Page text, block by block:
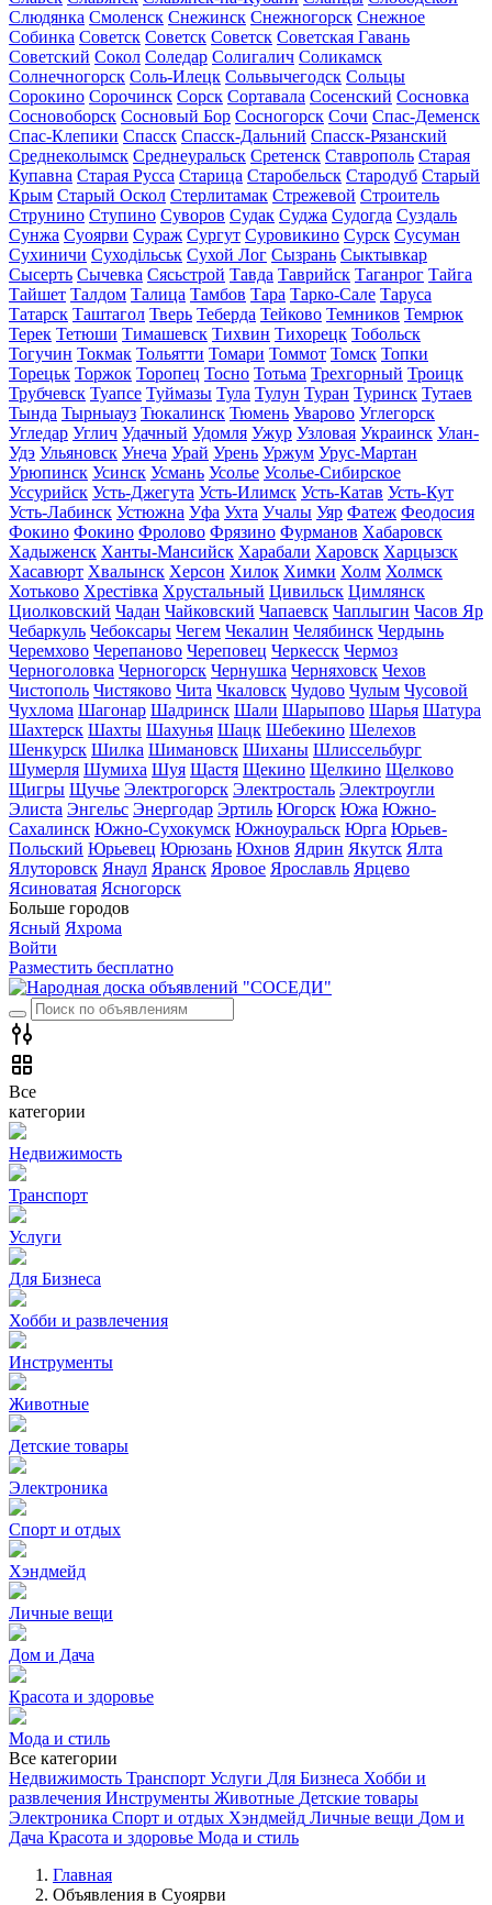
Слюдянка Смоленск Снежинск Снежногорск Снежное
Собинка Советск Советск Советск Советская Гавань
Советский Сокол Соледар Солигалич Соликамск
Солнечногорск Соль-Илецк Сольвычегодск Сольцы
Сорокино Сорочинск Сорск Сортавала Сосенский Сосновка
Сосновоборск Сосновый Бор Сосногорск Сочи Спас-Деменск
Спас-Клепики Спасск Спасск-Дальний Спасск-Рязанский
Среднеколымск Среднеуральск Сретенск Ставрополь Старая
Купавна Старая Русса Старица Старобельск Стародуб Старый
Крым Старый Оскол Стерлитамак Стрежевой Строитель
Струнино Ступино Суворов Судак Суджа Судогда Суздаль
Сунжа Суоярви Сураж Сургут Суровикино Сурск Сусуман
Сухиничи Суходільськ Сухой Лог Сызрань Сыктывкар
Сысерть Сычевка Сясьстрой Тавда Таврийск Таганрог Тайга
Тайшет Талдом Талица Тамбов Тара Тарко-Сале Таруса
Татарск Таштагол Тверь Теберда Тейково Темников Темрюк
Терек Тетюши Тимашевск Тихвин Тихорецк Тобольск
Тогучин Токмак Тольятти Томари Томмот Томск Топки
Торецьк Торжок Торопец Тосно Тотьма Трехгорный Троицк
Трубчевск Туапсе Туймазы Тула Тулун Туран Туринск Тутаев
Тында Тырныауз Тюкалинск Тюмень Уварово Углегорск
Угледар Углич Удачный Удомля Ужур Узловая Украинск Улан-
Удэ Ульяновск Унеча Урай Урень Уржум Урус-Мартан
Урюпинск Усинск Усмань Усолье Усолье-Сибирское
Уссурийск Усть-Джегута Усть-Илимск Усть-Катав Усть-Кут
Усть-Лабинск Устюжна Уфа Ухта Учалы Уяр Фатеж Феодосия
Фокино Фокино Фролово Фрязино Фурманов Хабаровск
Хадыженск Ханты-Мансийск Харабали Харовск Харцызск
Хасавюрт Хвалынск Херсон Хилок Химки Холм Холмск
Хотьково Хрестівка Хрустальный Цивильск Цимлянск
Циолковский Чадан Чайковский Чапаевск Чаплыгин Часов Яр
Чебаркуль Чебоксары Чегем Чекалин Челябинск Чердынь
Черемхово Черепаново Череповец Черкесск Чермоз
Черноголовка Черногорск Чернушка Черняховск Чехов
Чистополь Чистяково Чита Чкаловск Чудово Чулым Чусовой
Чухлома Шагонар Шадринск Шали Шарыпово Шарья Шатура
Шахтерск Шахты Шахунья Шацк Шебекино Шелехов
Шенкурск Шилка Шимановск Шиханы Шлиссельбург
Шумерля Шумиха Шуя Щастя Щекино Щелкино Щелково
Щигры Щучье Электрогорск Электросталь Электроугли
Элиста Энгельс Энергодар Эртиль Югорск Южа Южно-
Сахалинск Южно-Сухокумск Южноуральск Юрга Юрьев-
Польский Юрьевец Юрюзань Юхнов Ядрин Якутск Ялта
Ялуторовск Янаул Яранск Яровое Ярославль Ярцево
Ясиноватая Ясногорск
Больше городов
Ясный Яхрома
Войти
Разместить бесплатно
Все
категории
Недвижимость
Транспорт
Услуги
Для Бизнеса
Хобби и развлечения
Инструменты
Животные
Детские товары
Электроника
Спорт и отдых
Хэндмейд
Личные вещи
Дом и Дача
Красота и здоровье
Мода и стиль
Все категории
Недвижимость Транспорт Услуги Для Бизнеса Хобби и
развлечения Инструменты Животные Детские товары
Электроника Спорт и отдых Хэндмейд Личные вещи Дом и
Дача Красота и здоровье Мода и стиль
Главная
Объявления в Суоярви